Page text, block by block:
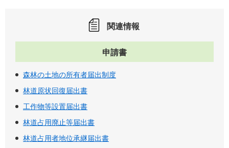
関連情報
申請書
森林の土地の所有者届出制度
林道原状回復届出書
工作物等設置届出書
林道占用廃止等届出書
林道占用者地位承継届出書